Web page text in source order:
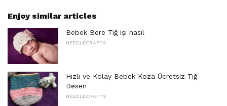
Enjoy similar articles
Bebek Bere Tığ işi nasıl
NEEDLECRAFTS
Hızlı ve Kolay Bebek Koza Ücretsiz Tığ
Desen
NEEDLECRAFTS